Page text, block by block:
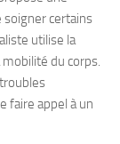
certains
utilise la
du corps.
faire appel à un